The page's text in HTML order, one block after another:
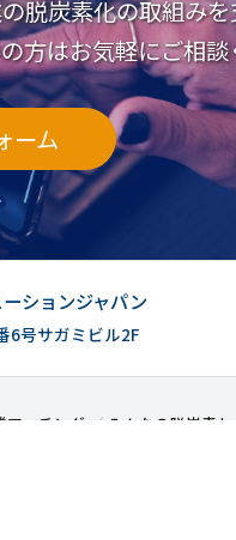
脱炭素化の取組み
方はお気軽にご相
ーム
ションジャパン
6号サガミビル2F
マッチング
みんなの脱炭素